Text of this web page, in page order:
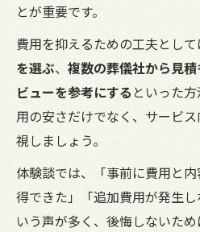
とが重要です。
費用を抑えるための工夫として
を選ぶ、 複数の葬儀社から見
ビューを参考にする といった
用の安さだけでなく、サービ
視しましょう。
体験談では、「事前に費用と
得できた」「追加費用が発生
いう声が多く、後悔しないた